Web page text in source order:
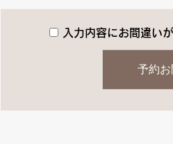
入力内容にお間違い